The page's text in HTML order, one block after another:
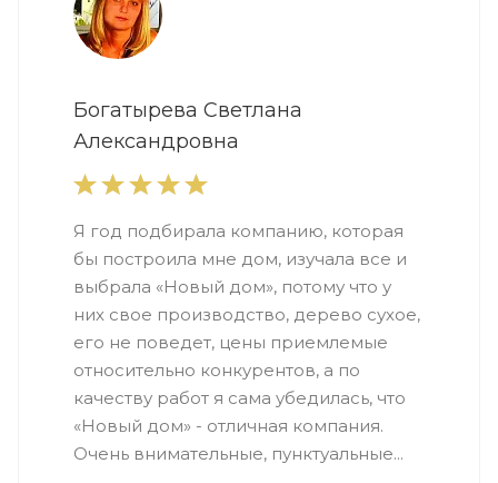
Богатырева Светлана
Александровна
Я год подбирала компанию, которая
бы построила мне дом, изучала все и
выбрала «Новый дом», потому что у
них свое производство, дерево сухое,
его не поведет, цены приемлемые
относительно конкурентов, а по
качеству работ я сама убедилась, что
«Новый дом» - отличная компания.
Очень внимательные, пунктуальные...